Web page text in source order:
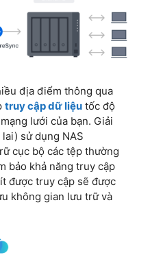
địa điểm thông qua
truy cập dữ liệu tốc độ
lưới của bạn. Giải
sử dụng NAS
cục bộ các tệp thường
bảo khả năng truy cập
được truy cập sẽ được
không gian lưu trữ và